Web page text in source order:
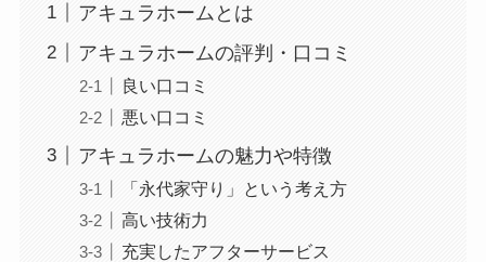
アキュラホームとは
アキュラホームの評判・口コミ
良い口コミ
悪い口コミ
アキュラホームの魅力や特徴
「永代家守り」という考え方
高い技術力
充実したアフターサービス